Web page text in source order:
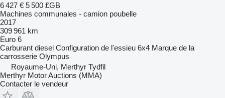
6 427 € 5 500 £GB
Machines communales - camion poubelle
2017
309 961 km
Euro 6
Carburant diesel Configuration de l'essieu 6x4 Marque de la
carrosserie Olympus
Royaume-Uni, Merthyr Tydfil
Merthyr Motor Auctions (MMA)
Contacter le vendeur